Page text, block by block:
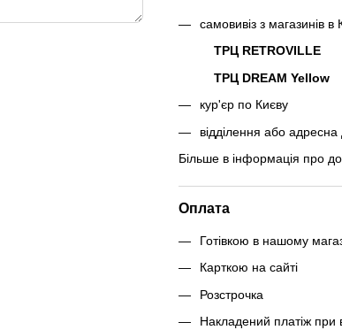
самовивіз з магазинів в
ТРЦ RETROVILLE
ТРЦ DREAM Yellow
кур'єр по Києву
відділення або
Більше в інформація про
Оплата
Готівкою в нашому
Карткою на сайті
Розстрочка
Накладений платіж при